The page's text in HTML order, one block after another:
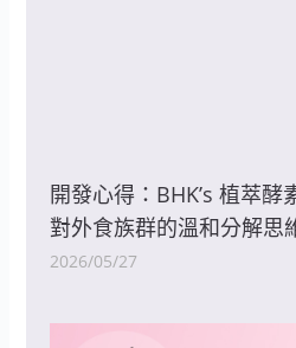
開發心得：BHK’s 植萃
對外食族群的溫和分解思
2026/05/27